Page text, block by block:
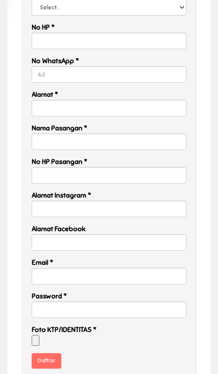
No HP *
No WhatsApp *
Alamat *
Nama Pasangan *
No HP Pasangan *
Alamat Instagram *
Alamat Facebook
Email *
Password *
Foto KTP/IDENTITAS *